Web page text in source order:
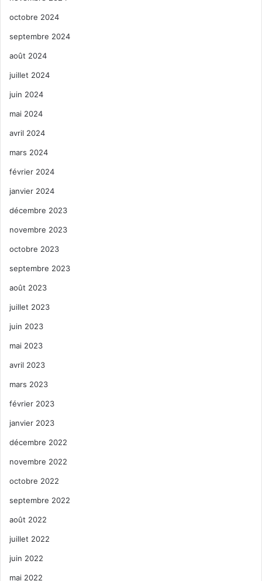
octobre 2024
septembre 2024
août 2024
juillet 2024
juin 2024
mai 2024
avril 2024
mars 2024
février 2024
janvier 2024
décembre 2023
novembre 2023
octobre 2023
septembre 2023
août 2023
juillet 2023
juin 2023
mai 2023
avril 2023
mars 2023
février 2023
janvier 2023
décembre 2022
novembre 2022
octobre 2022
septembre 2022
août 2022
juillet 2022
juin 2022
mai 2022